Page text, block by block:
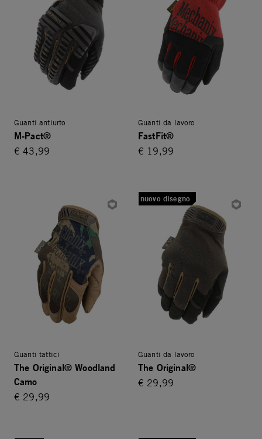
Guanti antiurto
M-Pact®
€ 43,99
Guanti da lavoro
FastFit®
€ 19,99
Guanti tattici
The Original® Woodland
Camo
€ 29,99
nuovo disegno
Guanti da lavoro
The Original®
€ 29,99